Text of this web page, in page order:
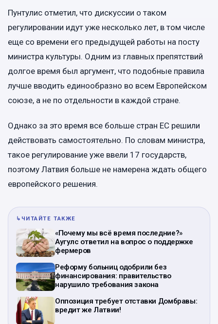
Пунтулис отметил, что дискуссии о таком
регулировании идут уже несколько лет, в том числе
еще со времени его предыдущей работы на посту
министра культуры. Одним из главных препятствий
долгое время был аргумент, что подобные правила
лучше вводить единообразно во всем Европейском
союзе, а не по отдельности в каждой стране.
Однако за это время все больше стран ЕС решили
действовать самостоятельно. По словам министра,
такое регулирование уже ввели 17 государств,
поэтому Латвия больше не намерена ждать общего
европейского решения.
↳ ЧИТАЙТЕ ТАКЖЕ
«Почему мы всё время последние?»
Аугулс ответил на вопрос о поддержке
фермеров
Реформу больниц одобрили без
финансирования: правительство
нарушило требования закона
Оппозиция требует отставки Домбравы:
вредит же Латвии!